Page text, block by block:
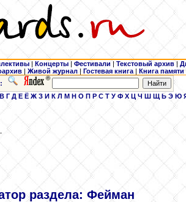
| Концерты | Фестивали | Текстовый архив |
| Живой журнал | Гостевая книга | Книга памяти
В Г Д Е Ё Ж З И К Л М Н О П Р С Т У Ф Х Ц Ч Ш Щ Ь Э Ю
раздела: Фейман